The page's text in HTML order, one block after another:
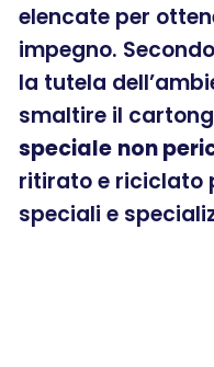
elencate per
impegno.
la tutela
smaltire il
speciale non
ritirato e riciclato
speciali e